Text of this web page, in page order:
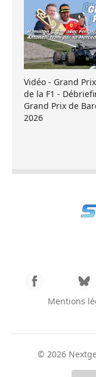
Vidéo - Grand
de la F1 -
Grand Prix de
2026
Mentions
© 2026